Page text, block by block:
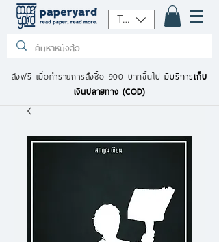
THB (฿)
ส่งฟรี เมื่อทำรายการสั่งซื้อ 900 บาทขึ้นไปมีบริการเก็บ
เงินปลายทาง (COD)